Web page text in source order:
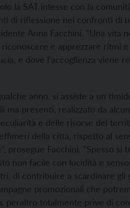
la SAT intesse con la
di riflessione nei confronti di
Anna Facchini. “Una vita
e apprezzare ritmi
e dove l’accoglienza viene
anno, si assiste a un
ma presenti, realizzato da
e delle risorse del
della città, rispetto al
prosegue Facchini. “Spesso
non facile con lucidità e
di contribuire a scardinare
promozionali che
peraltro totalmente prive di